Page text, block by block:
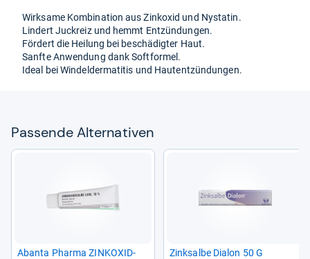
Wirk­same Kom­bi­na­tion aus Zink­oxid und Nysta­tin.
Lin­dert Juck­reiz und hemmt Ent­zün­dun­gen.
För­dert die Hei­lung bei beschä­dig­ter Haut.
Sanfte Anwen­dung dank Soft­for­mel.
Ideal bei Win­del­der­ma­ti­tis und Haut­ent­zün­dun­gen.
Pas­sende Alter­na­ti­ven
Abanta Pharma ZINK­OXID­
Zink­salbe Dia­lon 50 G